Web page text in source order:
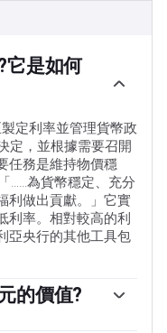
它是如何
定利率並管理貨幣政
定，並根據需要召開
任務是維持物價穩
……為貨幣穩定、充分
利做出貢獻。」它實
利率。相對較高的利
亞央行的其他工具包
的價值?